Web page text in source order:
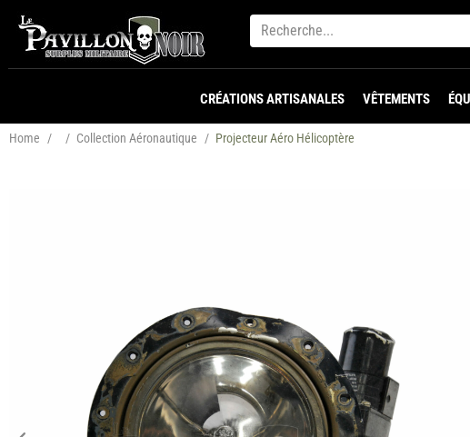
CRÉATIONS ARTISANALES VÊTEMENTS
Home / / Collection Aéronautique / Projecteur Aéro Hélicoptère